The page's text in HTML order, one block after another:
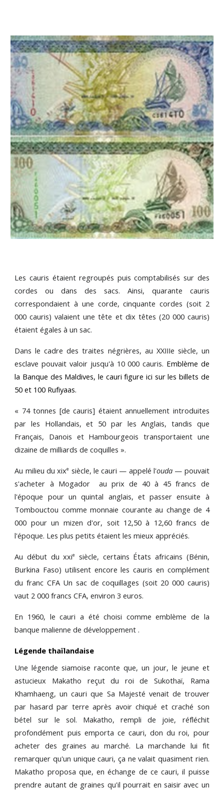
Les cauris étaient regroupés puis comptabilisés sur des
cordes ou dans des sacs. Ainsi, quarante cauris
correspondaient à une corde, cinquante cordes (soit 2
000 cauris) valaient une tête et dix têtes (20 000 cauris)
étaient égales à un sac.
Dans le cadre des traites négrières, au XXIIIe siècle, un
esclave pouvait valoir jusqu'à 10 000 cauris. Emblème de
la Banque des Maldives, le cauri figure ici sur les billets de
50 et 100 Rufiyaas.
« 74 tonnes [de cauris] étaient annuellement introduites
par les Hollandais, et 50 par les Anglais, tandis que
Français, Danois et Hambourgeois transportaient une
dizaine de milliards de coquilles ».
Au milieu du xixe siècle, le cauri — appelé l'ouda — pouvait
s'acheter à Mogador au prix de 40 à 45 francs de
l'époque pour un quintal anglais, et passer ensuite à
Tombouctou comme monnaie courante au change de 4
000 pour un mizen d'or, soit 12,50 à 12,60 francs de
l'époque. Les plus petits étaient les mieux appréciés.
Au début du xxie
siècle, certains États africains (Bénin,
Burkina Faso) utilisent encore les cauris en complément
du franc CFA Un sac de coquillages (soit 20 000 cauris)
vaut 2 000 francs CFA, environ 3 euros.
En 1960, le cauri a été choisi comme emblème de la
banque malienne de développement .
Légende thaïlandaise
Une légende siamoise raconte que, un jour, le jeune et
astucieux Makatho reçut du roi de Sukothaï, Rama
Khamhaeng, un cauri que Sa Majesté venait de trouver
par hasard par terre après avoir chiqué et craché son
bétel sur le sol. Makatho, rempli de joie, réfléchit
profondément puis emporta ce cauri, don du roi, pour
acheter des graines au marché. La marchande lui fit
remarquer qu'un unique cauri, ça ne valait quasiment rien.
Makatho proposa que, en échange de ce cauri, il puisse
prendre autant de graines qu'il pourrait en saisir avec un